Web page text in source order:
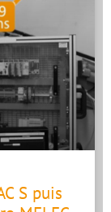
S puis